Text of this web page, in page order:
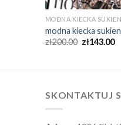
MODNA KIECKA
modna kiecka
zł200.00 zł143.00
SKONTAKTUJ